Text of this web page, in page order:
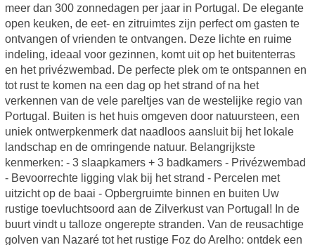
meer dan 300 zonnedagen per jaar in Portugal. De elegante
open keuken, de eet- en zitruimtes zijn perfect om gasten te
ontvangen of vrienden te ontvangen. Deze lichte en ruime
indeling, ideaal voor gezinnen, komt uit op het buitenterras
en het privézwembad. De perfecte plek om te ontspannen en
tot rust te komen na een dag op het strand of na het
verkennen van de vele pareltjes van de westelijke regio van
Portugal. Buiten is het huis omgeven door natuursteen, een
uniek ontwerpkenmerk dat naadloos aansluit bij het lokale
landschap en de omringende natuur. Belangrijkste
kenmerken: - 3 slaapkamers + 3 badkamers - Privézwembad
- Bevoorrechte ligging vlak bij het strand - Percelen met
uitzicht op de baai - Opbergruimte binnen en buiten Uw
rustige toevluchtsoord aan de Zilverkust van Portugal! In de
buurt vindt u talloze ongerepte stranden. Van de reusachtige
golven van Nazaré tot het rustige Foz do Arelho: ontdek een